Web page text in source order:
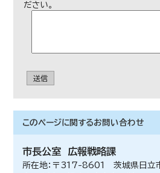
ださい。
送信
このページに関するお問い合わせ
市長公室 広報戦略課
所在地：〒317-8601 茨城県日立